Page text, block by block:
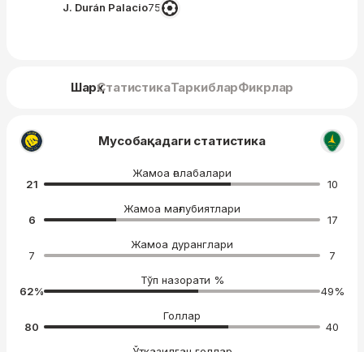
J. Durán Palacio75′
ШарҳСтатистикаТаркибларФикрлар
Мусобақадаги статистика
Жамоа ғалабалари
21
10
Жамоа мағлубиятлари
6
17
Жамоа дуранглари
7
7
Тўп назорати %
62% 49%
Голлар
80
40